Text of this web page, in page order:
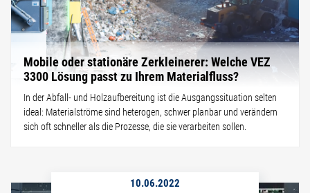
Mobile oder stationäre Zerkleinerer: Welche VEZ
3300 Lösung passt zu Ihrem Materialfluss?
In der Abfall- und Holzaufbereitung ist die Ausgangssituation selten
ideal: Materialströme sind heterogen, schwer planbar und verändern
sich oft schneller als die Prozesse, die sie verarbeiten sollen.
10.06.2022